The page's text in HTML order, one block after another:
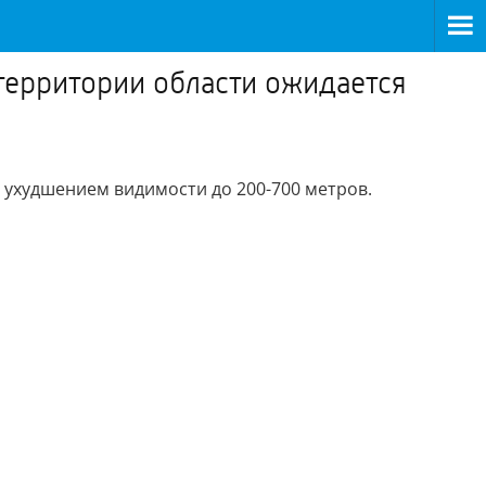
области ожидается
видимости до 200-700 метров.